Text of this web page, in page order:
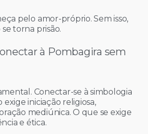
pelo amor-próprio. Sem isso,
torna prisão.
à Pombagira sem
Conectar-se à simbologia
iniciação religiosa,
mediúnica. O que se exige
e ética.